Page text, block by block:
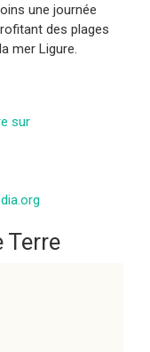
une journée
des plages
mer Ligure.
sur
Terre